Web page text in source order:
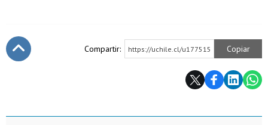
Compartir: https://uchile.cl/u177515 Copiar